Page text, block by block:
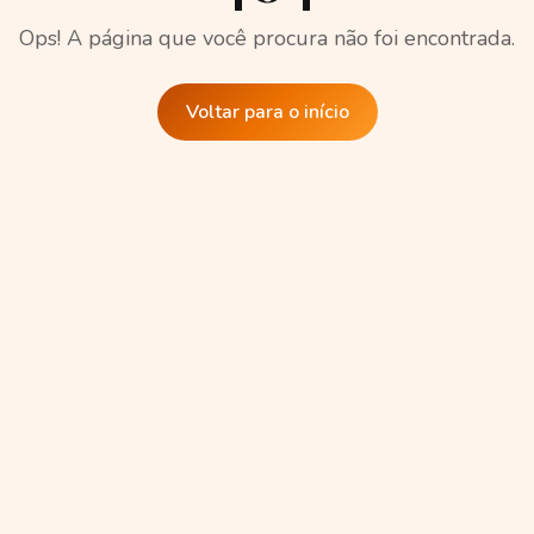
Ops! A página que você procura não foi encontrada.
Voltar para o início